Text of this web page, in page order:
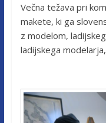
Večna težava pri
makete, ki ga
z modelom,
ladijskega